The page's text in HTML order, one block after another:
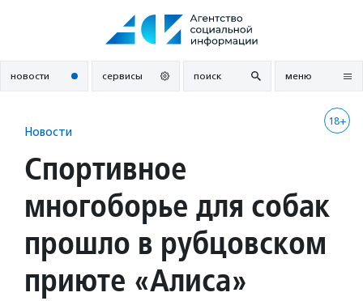
новости сервисы поиск меню
18+
Новости
Спортивное
многоборье для собак
прошло в рубцовском
приюте «Алиса»